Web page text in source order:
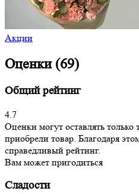
Акции
Оценки (69)
Общий рейтинг
4.7
Оценки могут оставлять только
приобрели товар. Благодаря
справедливый рейтинг.
Вам может пригодиться
Сладости